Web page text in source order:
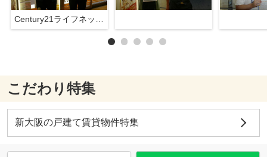
こだわり特集
新大阪の戸建て賃貸物件特集